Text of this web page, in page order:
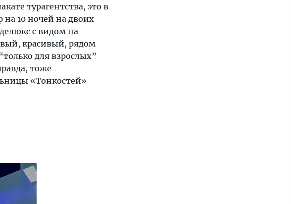
турагентства, это в
на 10 ночей на двоих
с видом на
красивый, рядом
для взрослых”
тоже
«Тонкостей»